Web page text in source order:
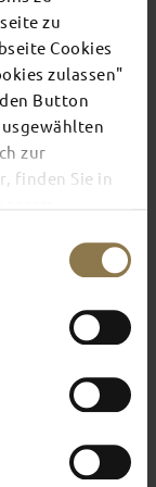
zu
Cookies
zulassen"
Button
zur
finden Sie in
and like
of
Fulda